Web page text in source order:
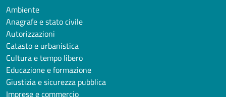
Ambiente
Anagrafe e stato civile
Autorizzazioni
Catasto e urbanistica
Cultura e tempo libero
Educazione e formazione
Giustizia e sicurezza pubblica
Imprese e commercio